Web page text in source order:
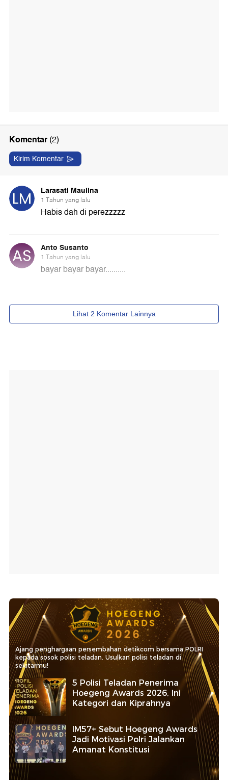
Ajang penghargaan persembahan detikcom bersama POLRI
kepada sosok polisi teladan. Usulkan polisi teladan di
sekitarmu!
5 Polisi Teladan Penerima
Hoegeng Awards 2026, Ini
Kategori dan Kiprahnya
IM57+ Sebut Hoegeng Awards
Jadi Motivasi Polri Jalankan
Amanat Konstitusi